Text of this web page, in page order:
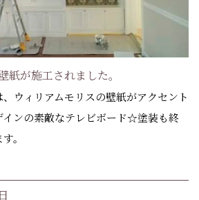
紙が施工されました。
ウィリアムモリスの壁紙がアクセント
インの素敵なテレビボード☆塗装も終
。